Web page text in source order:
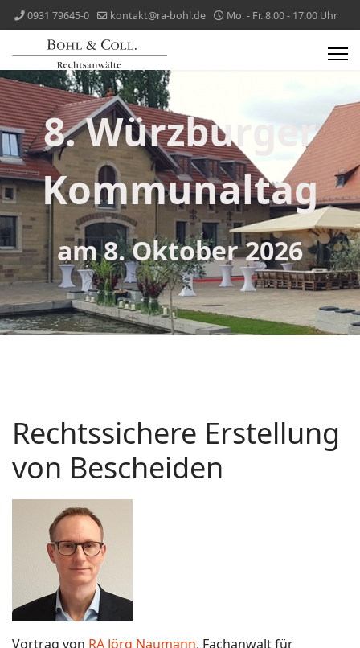
0931 79645-0 kontakt@ra-bohl.de Mo. - Fr. 8.00 - 17.00 Uhr
8. Würzburger
Kommunaltag
am 8. Oktober 2026
Rechtssichere Erstellung
von Bescheiden
Vortrag von RA Jörg Naumann, Fachanwalt für